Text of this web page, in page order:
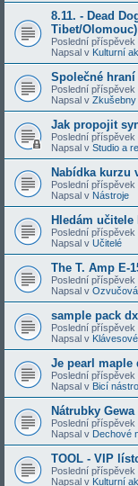
8.11. - Dead
Tibet/Olomouc)
Poslední příspěvek
Napsal v Kulturní
Společné hraní
Poslední příspěvek
Napsal v Zkušebny
Jak propojit
Poslední příspěvek
Napsal v Studio a
Nabídka kurzu
Poslední příspěvek
Napsal v Nástroje
Hledám
Poslední příspěvek
Napsal v Učitelé
The T. Amp E-
Poslední příspěvek
Napsal v
sample pack
Poslední příspěvek
Napsal v
Je pearl maple
Poslední příspěvek
Napsal v Bicí
Nátrubky Gewa
Poslední příspěvek
Napsal v Dechové
TOOL - VIP
Poslední příspěvek
Napsal v Kulturní